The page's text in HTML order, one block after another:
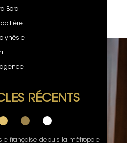
Bora
RÉCENTS
française depuis la métropole